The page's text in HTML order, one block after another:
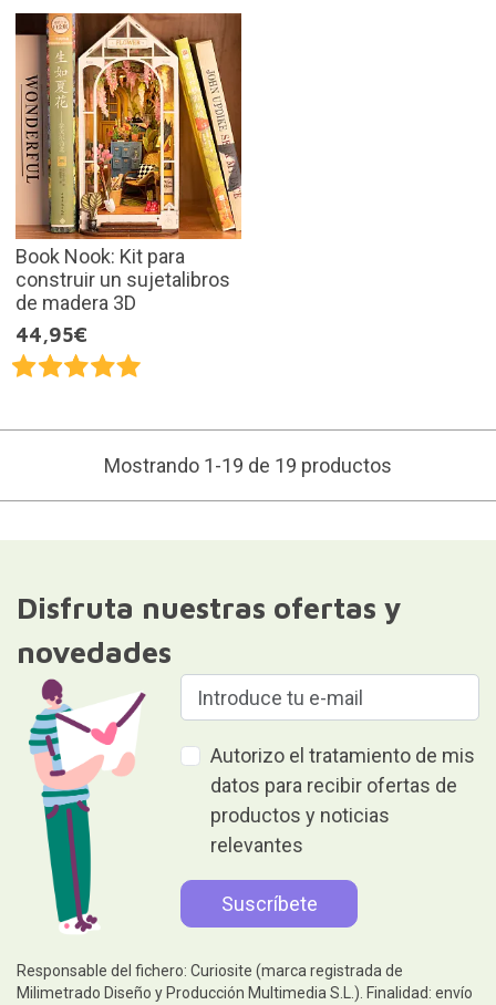
Book Nook: Kit para
construir un sujetalibros
de madera 3D
44,95€
Mostrando 1-19 de 19 productos
Disfruta nuestras ofertas y
novedades
Autorizo el tratamiento de mis
datos para recibir ofertas de
productos y noticias
relevantes
Responsable del fichero: Curiosite (marca registrada de
Milimetrado Diseño y Producción Multimedia S.L.). Finalidad: envío